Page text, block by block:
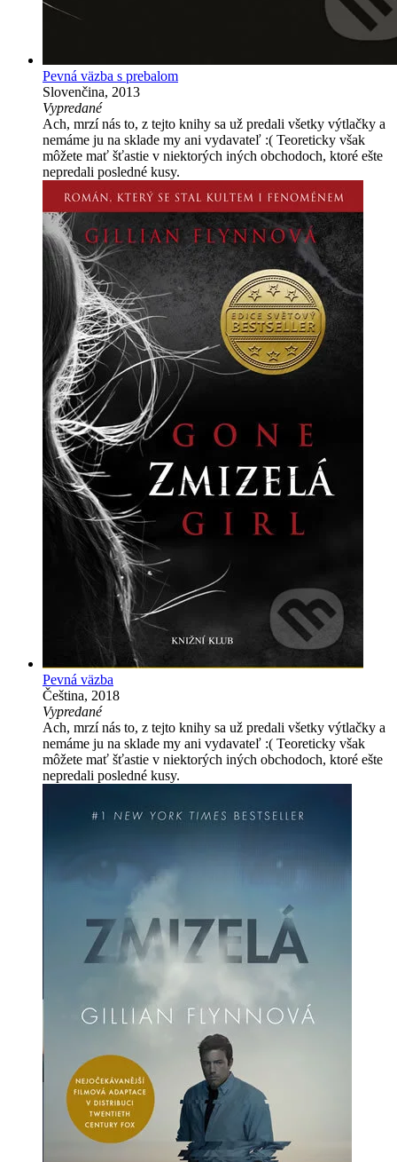
Pevná väzba s prebalom
Slovenčina, 2013
Vypredané
Ach, mrzí nás to, z tejto knihy sa už predali všetky výtlačky a
nemáme ju na sklade my ani vydavateľ :( Teoreticky však
môžete mať šťastie v niektorých iných obchodoch, ktoré ešte
nepredali posledné kusy.
Pevná väzba
Čeština, 2018
Vypredané
Ach, mrzí nás to, z tejto knihy sa už predali všetky výtlačky a
nemáme ju na sklade my ani vydavateľ :( Teoreticky však
môžete mať šťastie v niektorých iných obchodoch, ktoré ešte
nepredali posledné kusy.